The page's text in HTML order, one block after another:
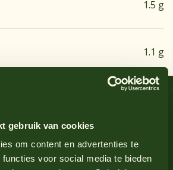
gebruik van cookies
om content en advertenties te
voor social media te bieden
1.5 g
1.1 g
Nee
granen
Bekijk alle producten